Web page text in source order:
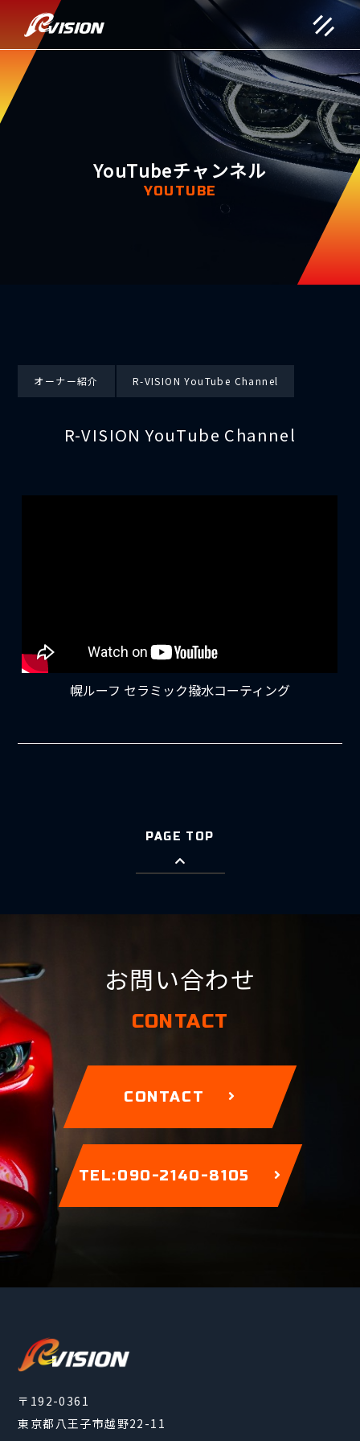
YouTubeチャンネル
YOUTUBE
オーナー紹介 R-VISION YouTube Channel
R-VISION YouTube Channel
幌ルーフ セラミック撥水コーティング
PAGE TOP
お問い合わせ
CONTACT
CONTACT
TEL:090-2140-8105
〒192-0361
東京都八王子市越野22-11